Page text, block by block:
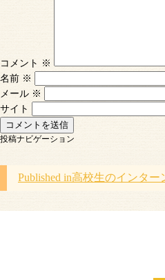
コメント ※
名前 ※
メール ※
サイト
投稿ナビゲーション
Published in高校生のインター